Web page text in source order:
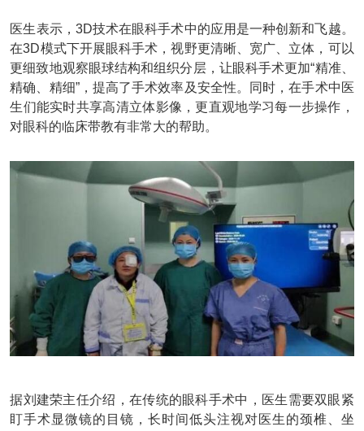
医生表示，3D技术在眼科手术中的应用是一种创新和飞越。
在3D模式下开展眼科手术，视野更清晰、宽广、立体，可以
更细致地观察眼球结构和组织分层，让眼科手术更加“精准、
精确、精细”，提高了手术效率及安全性。同时，在手术中医
生们能实时共享高清立体影像，更直观地学习每一步操作，
对眼科的临床带教有非常大的帮助。
据刘建荣主任介绍，在传统的眼科手术中，医生需要双眼紧
盯手术显微镜的目镜，长时间低头注视对医生的颈椎、坐